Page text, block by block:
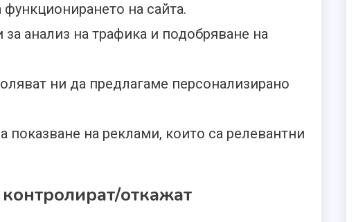
на сайта.
анализ на трафика и подобряване на
ни да предлагаме персонализирано
показване на реклами, които са релевантни
откажат